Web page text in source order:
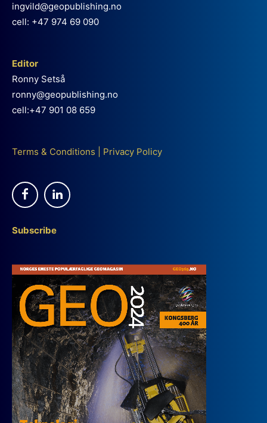
ingvild@geopublishing.no
cell: +47 974 69 090
Editor
Ronny Setså
ronny@geopublishing.no
cell:+47 901 08 659
Terms & Conditions Privacy Policy
Subscribe